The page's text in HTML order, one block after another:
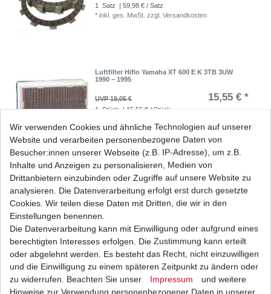
1 Satz
| 59,98 € / Satz
*inkl. ges. MwSt. zzgl.Versandkosten
Luftfilter Hiflo Yamaha XT 600 E K 3TB 3UW
1990 – 1995
UVP 19,05 € 15,55 € *
1 Stück | 15,55 € / Stück
Ölfilter Hiflo HF145 HF 145
UVP 5,56 € 4,54 € *
1 Stück
zzgl. Versandkosten
Ölfilter TMF145 TMF 145
Wir verwenden Cookies und ähnliche Technologien auf unserer
Website und verarbeiten personenbezogene Daten von
Besucher:innen unserer Webseite (z.B. IP-Adresse), um z.B.
Inhalte und Anzeigen zu personalisieren, Medien von
Drittanbietern einzubinden oder Zugriffe auf unsere Website zu
analysieren. Die Datenverarbeitung erfolgt erst durch gesetzte
Cookies. Wir teilen diese Daten mit Dritten, die wir in den
Einstellungen benennen.
Die Datenverarbeitung kann mit Einwilligung oder aufgrund eines
berechtigten Interesses erfolgen. Die Zustimmung kann erteilt
oder abgelehnt werden. Es besteht das Recht, nicht einzuwilligen
und die Einwilligung zu einem späteren Zeitpunkt zu ändern oder
zu widerrufen. Beachten Sie unser
Impressum
und weitere
Hinweise zur Verwendung personenbezogener Daten in unserer